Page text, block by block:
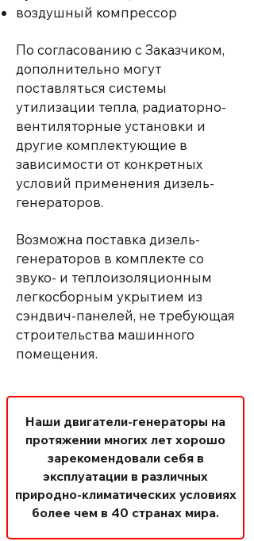
воздушный компрессор
По согласованию с Заказчиком,
дополнительно могут
поставляться системы
утилизации тепла, радиаторно-
вентиляторные установки и
другие комплектующие в
зависимости от конкретных
условий применения дизель-
генераторов.
Возможна поставка дизель-
генераторов в комплекте со
звуко- и теплоизоляционным
легкосборным укрытием из
сэндвич-панелей, не требующая
строительства машинного
помещения.
Наши двигатели-генераторы на
протяжении многих лет хорошо
зарекомендовали себя в
эксплуатации в различных
природно-климатических условиях
более чем в 40 странах мира.